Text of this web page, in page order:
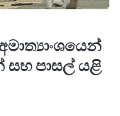
පාසල් යළි